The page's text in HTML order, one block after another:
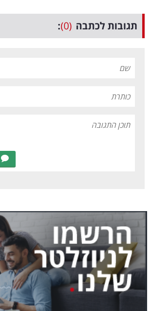
תגובות לכתבה (0)
: